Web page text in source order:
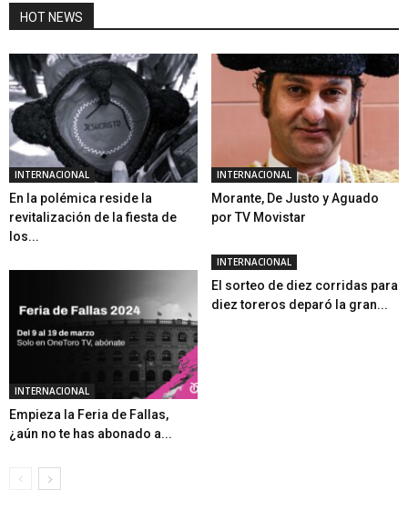
HOT NEWS
INTERNACIONAL
En la polémica reside la
revitalización de la fiesta de
los...
INTERNACIONAL
Morante, De Justo y Aguado
por TV Movistar
INTERNACIONAL
Empieza la Feria de Fallas,
¿aún no te has abonado a...
INTERNACIONAL
El sorteo de diez corridas para
diez toreros deparó la gran...